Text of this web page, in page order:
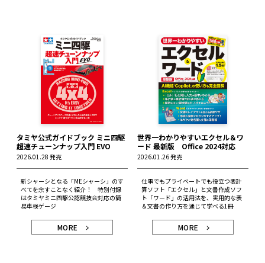
タミヤ公式ガイドブック ミニ四駆
超速チューンナップ入門 EVO
2026.01.28 発売
新シャーシとなる「MEシャーシ」のす
べてを余すことなく紹介！ 特別付録
はタミヤミニ四駆公認競技会対応の簡
易車検ゲージ
MORE
世界一わかりやすいエクセル＆ワ
ード 最新版 Office 2024対応
2026.01.26 発売
仕事でもプライベートでも役立つ表計
算ソフト「エクセル」と文書作成ソフ
ト「ワード」の活用法を、実用的な表
＆文書の作り方を通じて学べる1冊
MORE